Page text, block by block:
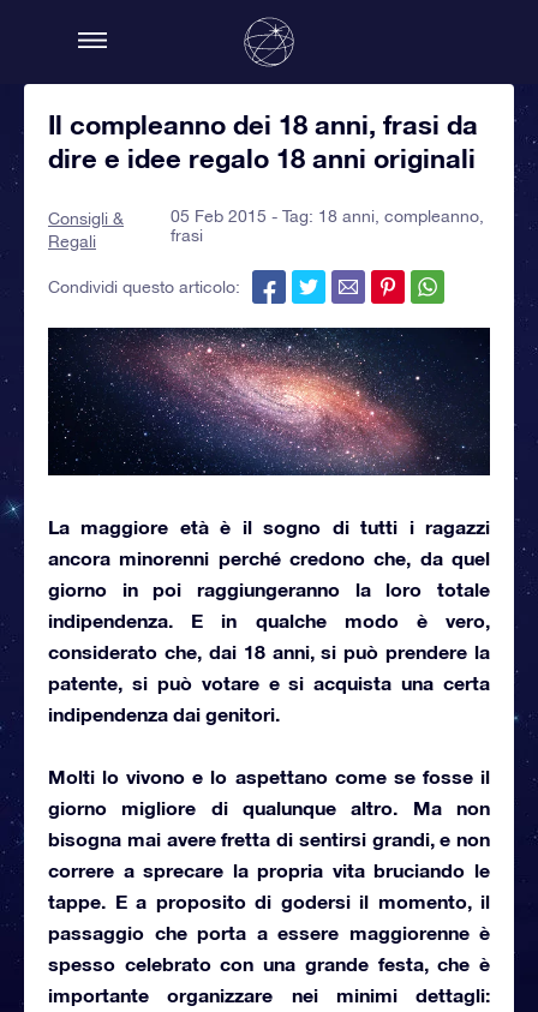
Il compleanno dei 18 anni, frasi da
dire e idee regalo 18 anni originali
Consigli &
Regali
05 Feb 2015 - Tag: 18 anni ,compleanno
frasi
Condividi questo articolo:
La maggiore etàè il sogno di tutti i ragazzi
ancora minorenni perché credono che, da quel
giorno in poi raggiungeranno la loro totale
indipendenza. E in qualche modo è vero,
considerato che, dai 18 anni, si può prendere la
patente, si può votare e si acquista una certa
indipendenza dai genitori.
Molti lo vivono e lo aspettano come se fosse il
giorno migliore di qualunque altro. Ma non
bisogna mai avere fretta di sentirsi grandi, e non
correre a sprecare la propria vita bruciando le
tappe. E a proposito di godersi il momento, il
passaggio che porta a essere maggiorenne è
spesso celebrato con una grande festa, che è
importante organizzare nei minimi dettagli: